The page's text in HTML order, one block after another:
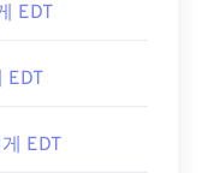
EDT
EDT
EDT